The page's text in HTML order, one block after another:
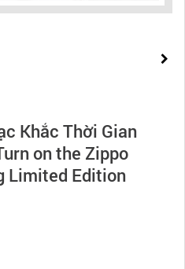
Khắc Thời Gian
on the Zippo
Limited Edition